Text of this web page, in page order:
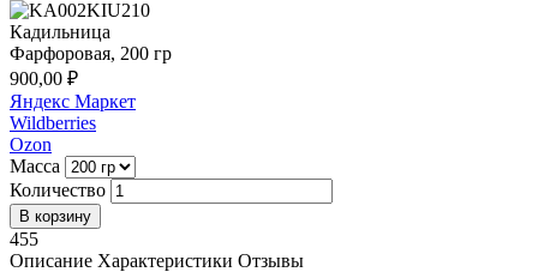
Кадильница
Фарфоровая, 200 гр
900,00 ₽
Яндекс Маркет
Wildberries
Ozon
Масса
Количество
455
Описание Характеристики Отзывы